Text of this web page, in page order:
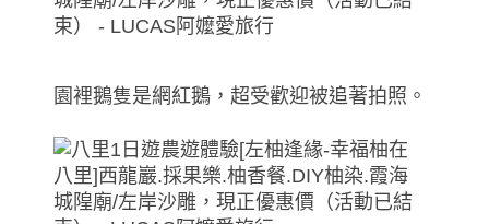
園裡鵝隻是網紅鵝，超受歡迎被追著拍照。